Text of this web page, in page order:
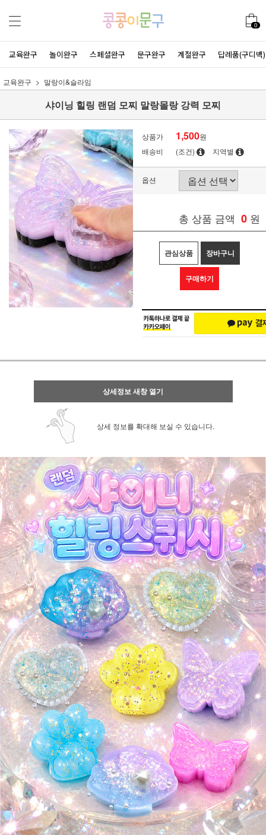
0
교육완구 놀이완구 스페셜완구 문구완구 계절완구 답례품(구디백)
교육완구 말랑이&슬라임
샤이닝 힐링 랜덤 모찌 말랑몰랑 강력 모찌
상품가 1,500원
배송비
(조건) 지역별
옵션
총 상품 금액 0 원
관심상품 장바구니
구매하기
상세정보 새창 열기
상세 정보를 확대해 보실 수 있습니다.